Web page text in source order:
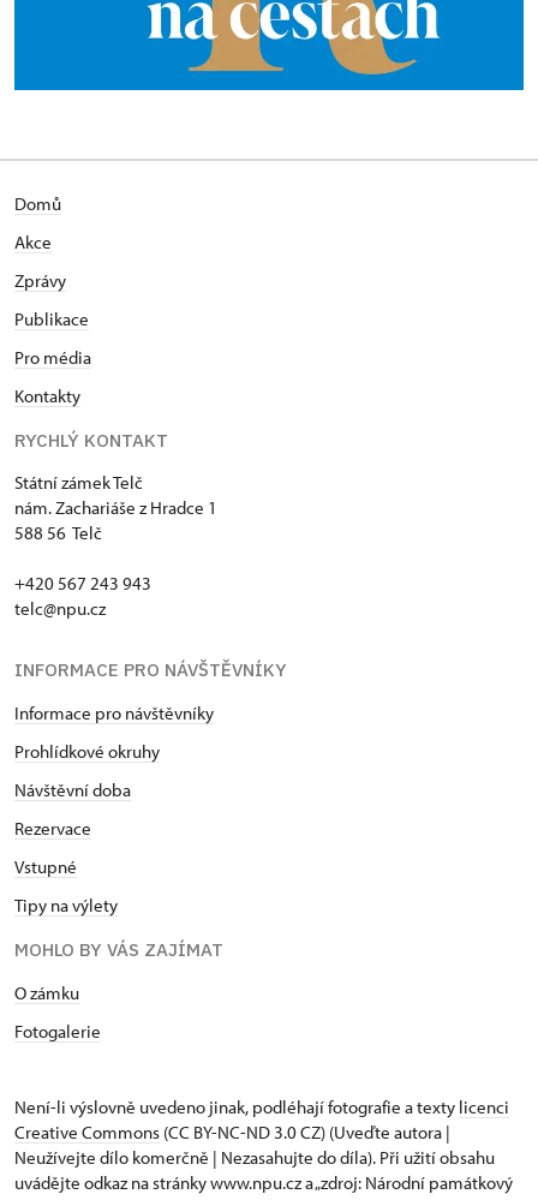
Domů
Akce
Zprávy
Publikace
Pro média
Kontakty
RYCHLÝ KONTAKT
Státní zámek Telč
nám. Zachariáše z Hradce 1
588 56 Telč
+420 567 243 943
telc@npu.cz
INFORMACE PRO NÁVŠTĚVNÍKY
Informace pro návštěvníky
Prohlídkové okruhy
Návštěvní doba
Rezervace
Vstupné
Tipy na výlety
MOHLO BY VÁS ZAJÍMAT
O zámku
Fotogalerie
Není-li výslovně uvedeno jinak, podléhají fotografie a texty licenci
Creative Commons (CC BY-NC-ND 3.0 CZ) (Uveďte autora |
Neužívejte dílo komerčně | Nezasahujte do díla). Při užití obsahu
uvádějte odkaz na stránky www.npu.cz a „zdroj: Národní památkový